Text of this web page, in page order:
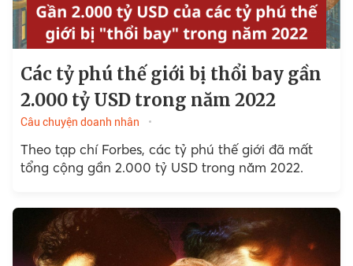
Các tỷ phú thế giới bị thổi bay gần
2.000 tỷ USD trong năm 2022
Câu chuyện doanh nhân
Theo tạp chí Forbes, các tỷ phú thế giới đã mất
tổng cộng gần 2.000 tỷ USD trong năm 2022.